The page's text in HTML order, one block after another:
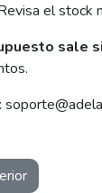
el stock
sale